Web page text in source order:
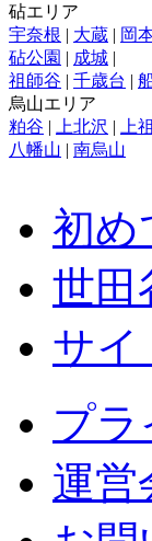
砧エリア
宇奈根 | 大蔵 | 岡
砧公園 | 成城 |
祖師谷 | 千歳台 |
烏山エリア
粕谷 | 上北沢 | 上
八幡山 | 南烏山
初め
世田
サイ
プラ
運営